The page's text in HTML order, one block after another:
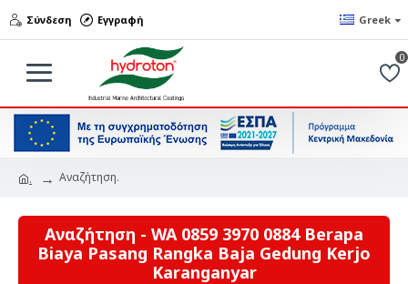
Σύνδεση Εγγραφή Greek
0
. Αναζήτηση.
Αναζήτηση - WA 0859 3970 0884 Berapa
Biaya Pasang Rangka Baja Gedung Kerjo
Karanganyar